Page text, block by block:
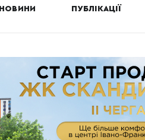
НОВИНИ ПУБЛІКАЦІЇ